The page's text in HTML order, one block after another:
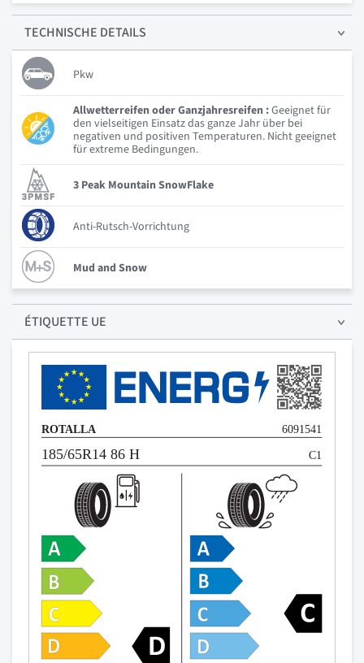
TECHNISCHE DETAILS
Pkw
Allwetterreifen oder Ganzjahresreifen :Geeignet für
den vielseitigen Einsatz das ganze Jahr über bei
negativen und positiven Temperaturen. Nicht geeignet
für extreme Bedingungen.
3 Peak Mountain SnowFlake
Anti-Rutsch-Vorrichtung
Mud and Snow
ÉTIQUETTE UE